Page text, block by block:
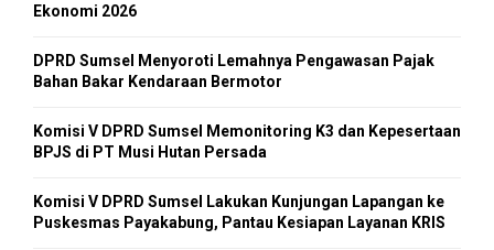
Ekonomi 2026
DPRD Sumsel Menyoroti Lemahnya Pengawasan Pajak
Bahan Bakar Kendaraan Bermotor
Komisi V DPRD Sumsel Memonitoring K3 dan Kepesertaan
BPJS di PT Musi Hutan Persada
Komisi V DPRD Sumsel Lakukan Kunjungan Lapangan ke
Puskesmas Payakabung, Pantau Kesiapan Layanan KRIS